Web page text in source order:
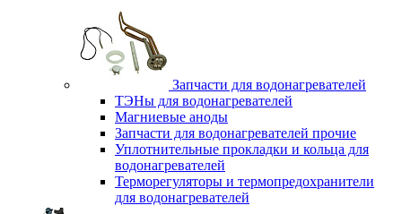
Запчасти для водонагревателей
ТЭНы для водонагревателей
Магниевые аноды
Запчасти для водонагревателей прочие
Уплотнительные прокладки и кольца для
водонагревателей
Терморегуляторы и термопредохранители
для водонагревателей